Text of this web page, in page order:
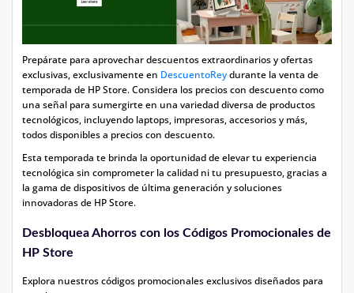
Prepárate para aprovechar descuentos extraordinarios y ofertas
exclusivas, exclusivamente en DescuentoReydurante la venta de
temporada de HP Store. Considera los precios con descuento como
una señal para sumergirte en una variedad diversa de productos
tecnológicos, incluyendo laptops, impresoras, accesorios y más,
todos disponibles a precios con descuento.
Esta temporada te brinda la oportunidad de elevar tu experiencia
tecnológica sin comprometer la calidad ni tu presupuesto, gracias a
la gama de dispositivos de última generación y soluciones
innovadoras de HP Store.
Desbloquea Ahorros con los Códigos Promocionales de
HP Store
Explora nuestros códigos promocionales exclusivos diseñados para